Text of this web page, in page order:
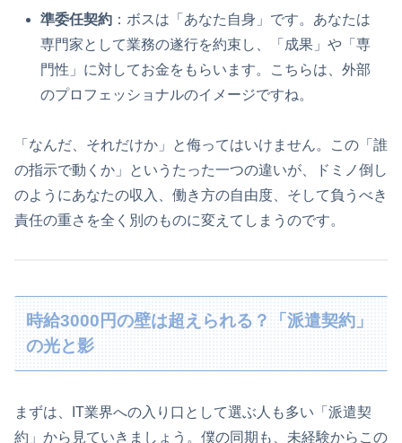
準委任契約 ：ボスは「あなた自身」です。あなたは
専門家として業務の遂行を約束し、「成果」や「専
門性」に対してお金をもらいます。こちらは、外部
のプロフェッショナルのイメージですね。
「なんだ、それだけか」と侮ってはいけません。この「誰
の指示で動くか」というたった一つの違いが、ドミノ倒し
のようにあなたの収入、働き方の自由度、そして負うべき
責任の重さを全く別のものに変えてしまうのです。
時給3000円の壁は超えられる？「派遣契約」
の光と影
まずは、IT業界への入り口として選ぶ人も多い「派遣契
約」から見ていきましょう。僕の同期も、未経験からこの